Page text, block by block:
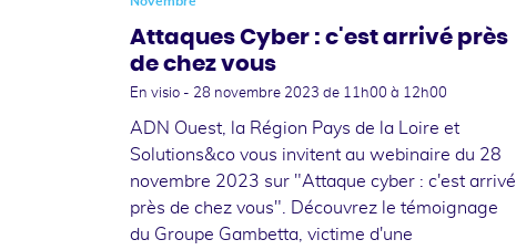
Attaques Cyber : c'est arrivé près
de chez vous
En visio - 28 novembre 2023 de 11h00 à 12h00
ADN Ouest, la Région Pays de la Loire et
Solutions&co vous invitent au webinaire du 28
novembre 2023 sur "Attaque cyber : c'est arrivé
près de chez vous". Découvrez le témoignage
du Groupe Gambetta, victime d'une